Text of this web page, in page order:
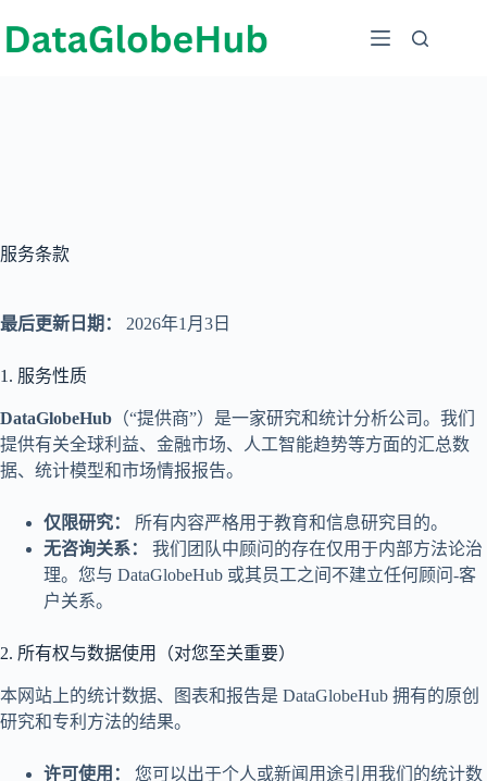
服务条款
最后更新日期： 2026年1月3日
1. 服务性质
DataGlobeHub （“提供商”）是一家研究和统计分析公司。我们
提供有关全球利益、金融市场、人工智能趋势等方面的汇总数
据、统计模型和市场情报报告。
仅限研究：
所有内容严格用于教育和信息研究目的。
无咨询关系：
我们团队中顾问的存在仅用于内部方法论治
理。您与 DataGlobeHub 或其员工之间不建立任何顾问-客
户关系。
2. 所有权与数据使用（对您至关重要）
本网站上的统计数据、图表和报告是 DataGlobeHub 拥有的原创
研究和专利方法的结果。
许可使用：
您可以出于个人或新闻用途引用我们的统计数